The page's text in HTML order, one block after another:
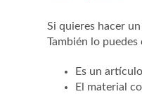
Si quieres hacer
También lo
Es un
El material